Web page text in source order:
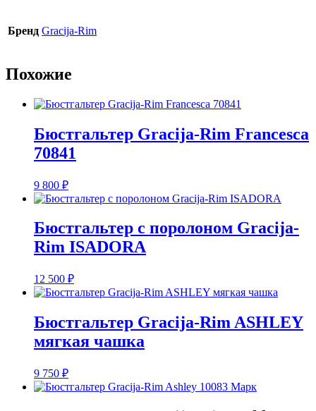
Бренд Gracija-Rim
Похожие
Бюстгальтер Gracija-Rim Francesca
70841
9 800 ₽
Бюстгальтер с поролоном Gracija-
Rim ISADORA
12 500 ₽
Бюстгальтер Gracija-Rim ASHLEY
мягкая чашка
9 750 ₽